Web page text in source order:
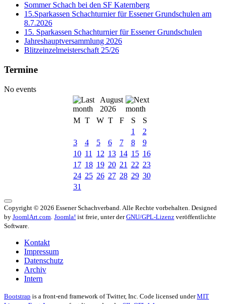
Sommer Schach bei den SF Katernberg
15.Sparkassen Schachturnier für Essener Grundschulen am
8.7.2026
15. Sparkassen Schachturnier für Essener Grundschulen
Jahreshauptversammlung 2026
Blitzeinzelmeisterschaft 25/26
Termine
No events
August
2026
M T W T F S
S
1
2
3
4 5 6 7 8
9
10 11 12 13 14 15 16
17 18 19 20 21 22 23
24 25 26 27 28 29 30
31
Copyright © 2026 Essener Schachverband. Alle Rechte vorbehalten. Designed
by JoomlArt.com Joomla! ist freie, unter derGNU/GPL-Lizenz veröffentlichte
Software.
Kontakt
Impressum
Datenschutz
Archiv
Intern
Bootstrap is a front-end framework of Twitter, Inc. Code licensed underMIT